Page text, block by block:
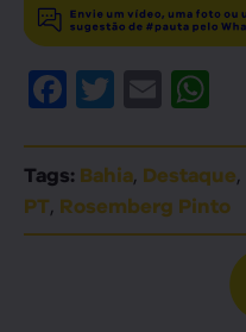
Facebook
Twitter
Email
Tags: Bahia, Destaque,
PT, Rosemberg Pinto